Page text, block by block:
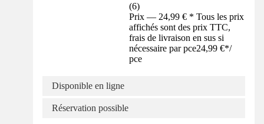
(6)
Prix — 24,99 € * Tous les prix
affichés sont des prix TTC,
frais de livraison en sus si
nécessaire par pce24,99 €*/
pce
Disponible en ligne
Réservation possible